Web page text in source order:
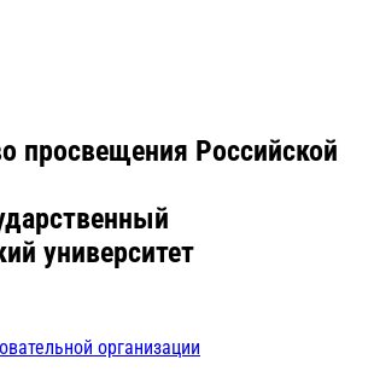
просвещения Российской
университет
организации